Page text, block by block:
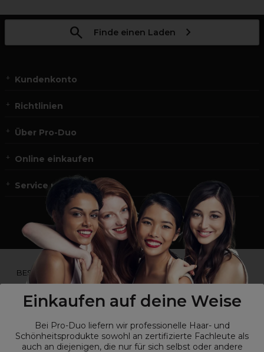
Einkaufen auf deine Weise
Bei Pro-Duo liefern wir professionelle Haar- und
Schönheitsprodukte sowohl an zertifizierte Fachleute als
auch an diejenigen, die nur für sich selbst oder andere
Finde einen Laden
Kundenkonto
Richtlinien
Über Pro-Duo
Online einkaufen
Service und Kontakt
*Du bist kein Profikunde?
BESUCHE
UNSERE WEBSEITE FÜR ENDVERBRAUCHER.*